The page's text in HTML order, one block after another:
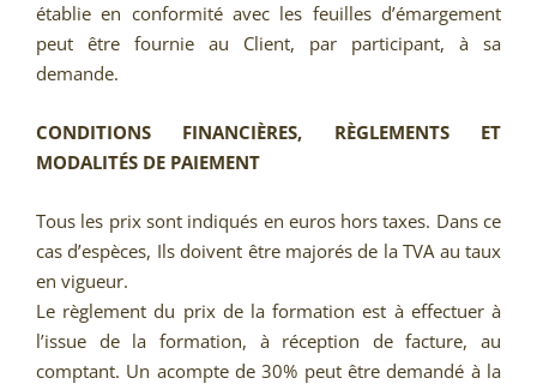
établie en conformité avec les feuilles d’émargement
peut être fournie au Client, par participant, à sa
demande.
CONDITIONS FINANCIÈRES, RÈGLEMENTS ET
MODALITÉS DE PAIEMENT
Tous les prix sont indiqués en euros hors taxes. Dans ce
cas d’espèces, Ils doivent être majorés de la TVA au taux
en vigueur.
Le règlement du prix de la formation est à effectuer à
l’issue de la formation, à réception de facture, au
comptant. Un acompte de 30% peut être demandé à la